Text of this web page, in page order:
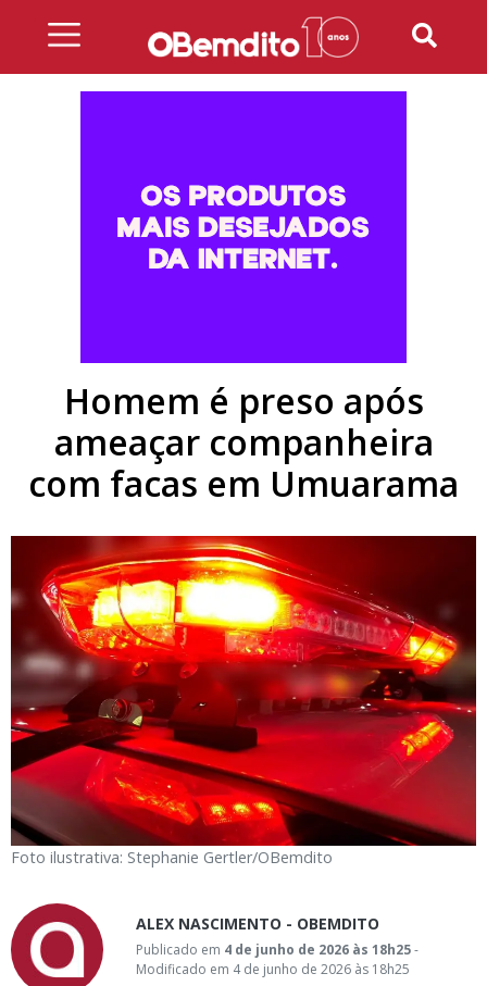
Homem é preso após
ameaçar companheira
com facas em Umuarama
Foto ilustrativa: Stephanie Gertler/OBemdito
ALEX NASCIMENTO - OBEMDITO
Publicado em 4 de junho de 2026 às 18h25-
Modificado em 4 de junho de 2026 às 18h25